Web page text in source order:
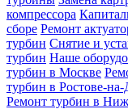
компрессора
сборе Ремонт
турбин Снятие и
турбин Наше
турбин в Москве
турбин в Ростове-
Ремонт турбин в